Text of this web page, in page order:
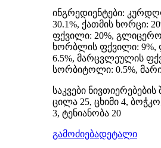
ინგრედიენტები:
30.1%, ქათმის ხორცი:
ფქვილი: 20%,
ხორბლის ფქვილი: 9%,
6.5%, მარცვლეულის
სორბიტოლი: 0.5%,
საკვები
ცილა 25, ცხიმი 4,
3, ტენიანობა 20
გამოძიებადეტალი